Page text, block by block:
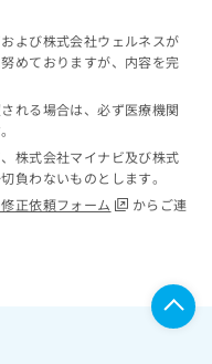
よび株式会社ウェルネスが
めておりますが、内容を完
れる場合は、必ず医療機関
株式会社マイナビ及び株式
負わないものとします。
正依頼フォーム
からご連